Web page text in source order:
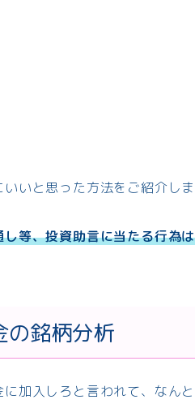
いと思った方法をご紹介しま
等、投資助言に当たる行為
の銘柄分析
加入しろと言われて、なん